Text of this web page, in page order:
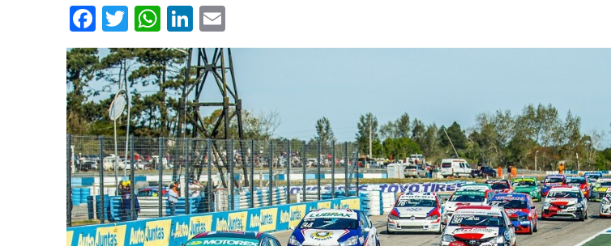
Facebook
Twitter
WhatsApp
LinkedIn